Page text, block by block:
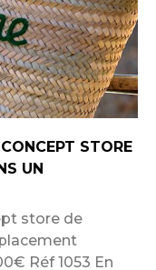
STORE
UN
store de
Réf 1053 En